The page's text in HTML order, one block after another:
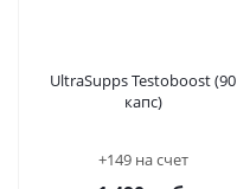
UltraSupps Testoboost (90
капс)
+149 на счет